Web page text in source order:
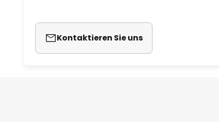
Kontaktieren Sie uns